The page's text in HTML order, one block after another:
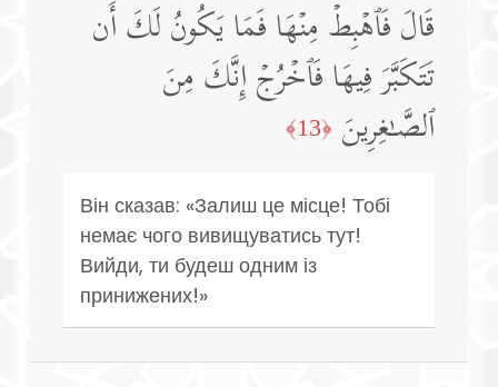
قَالَ فَٱهۡبِطۡ مِنۡهَا فَمَا یَكُونُ لَكَ أَن
تَتَكَبَّرَ فِیهَا فَٱخۡرُجۡ إِنَّكَ مِنَ
ٱلصَّـٰغِرِینَ ﴿13﴾
Він сказав: «Залиш це місце! Тобі
немає чого вивищуватись тут!
Вийди, ти будеш одним із
принижених!»